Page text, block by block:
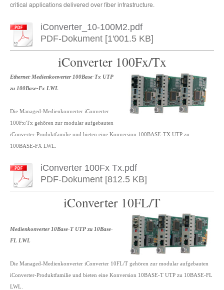
critical applications delivered over fiber infrastructure.
iConverter_10-100M2.pdf
PDF-Dokument [1'001.5 KB]
iConverter 100Fx/Tx
Ethernet-Medienkonverter 100Base-Tx UTP
zu 100Base-Fx LWL
Die Managed-Medienkonverter iConverter
100Fx/Tx gehören zur modular aufgebauten
iConverter-Produktfamilie und bieten eine Konversion 100BASE-TX UTP zu
100BASE-FX LWL.
iConverter 100Fx Tx.pdf
PDF-Dokument [812.5 KB]
iConverter 10FL/T
Medienkonverter 10Base-T UTP zu 10Base-
FL LWL
Die Managed-Medienkonverter iConverter 10FL/T gehören zur modular aufgebauten
iConverter-Produktfamilie und bieten eine Konversion 10BASE-T UTP zu 10BASE-FL
LWL.